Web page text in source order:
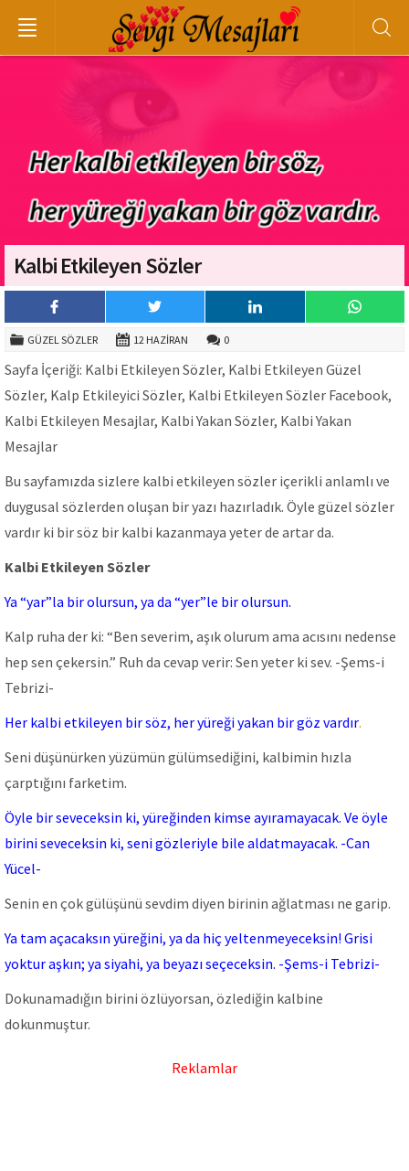
Kalbi Etkileyen Sözler
GÜZEL SÖZLER 12 HAZIRAN 0
Sayfa İçeriği: Kalbi Etkileyen Sözler, Kalbi Etkileyen Güzel
Sözler, Kalp Etkileyici Sözler, Kalbi Etkileyen Sözler Facebook,
Kalbi Etkileyen Mesajlar, Kalbi Yakan Sözler, Kalbi Yakan
Mesajlar
Bu sayfamızda sizlere kalbi etkileyen sözler içerikli anlamlı ve
duygusal sözlerden oluşan bir yazı hazırladık. Öyle güzel sözler
vardır ki bir söz bir kalbi kazanmaya yeter de artar da.
Kalbi Etkileyen Sözler
Ya “yar”la bir olursun, ya da “yer”le bir olursun.
Kalp ruha der ki: “Ben severim, aşık olurum ama acısını nedense
hep sen çekersin.” Ruh da cevap verir: Sen yeter ki sev. -Şems-i
Tebrizi-
Her kalbi etkileyen bir söz, her yüreği yakan bir göz vardır.
Seni düşünürken yüzümün gülümsediğini, kalbimin hızla
çarptığını farketim.
Öyle bir seveceksin ki, yüreğinden kimse ayıramayacak. Ve öyle
birini seveceksin ki, seni gözleriyle bile aldatmayacak. -Can
Yücel-
Senin en çok gülüşünü sevdim diyen birinin ağlatması ne garip.
Ya tam açacaksın yüreğini, ya da hiç yeltenmeyeceksin! Grisi
yoktur aşkın; ya siyahi, ya beyazı seçeceksin. -Şems-i Tebrizi-
Dokunamadığın birini özlüyorsan, özlediğin kalbine
dokunmuştur.
Reklamlar